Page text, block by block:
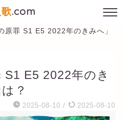
.com
原罪 S1 E5 2022年のきみへ」
S1 E5 2022年のき
？
2025-08-10 / 2025-08-10